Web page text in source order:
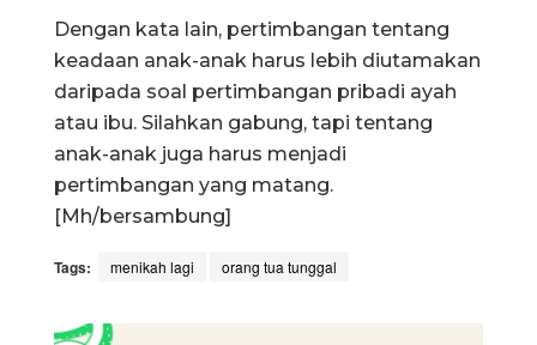
Dengan kata lain, pertimbangan tentang
keadaan anak-anak harus lebih diutamakan
daripada soal pertimbangan pribadi ayah
atau ibu. Silahkan gabung, tapi tentang
anak-anak juga harus menjadi
pertimbangan yang matang.
[Mh/bersambung]
Tags: menikah lagi orang tua tunggal